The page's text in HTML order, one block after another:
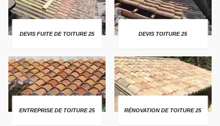
DEVIS FUITE DE TOITURE 25 DEVIS TOITURE 25
ENTREPRISE DE TOITURE 25 RÉNOVATION DE TOITURE 25